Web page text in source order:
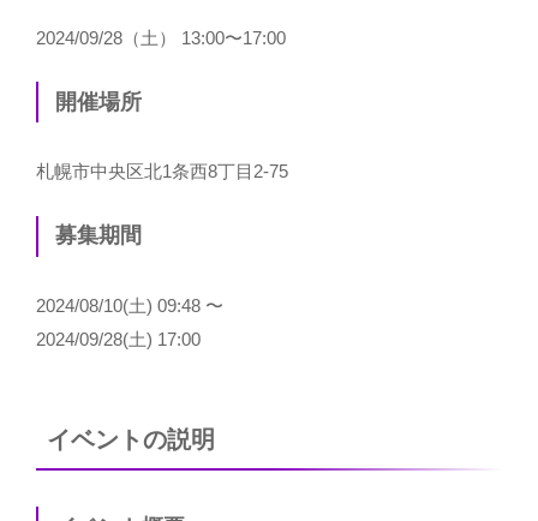
2024/09/28（土） 13:00〜17:00
開催場所
札幌市中央区北1条西8丁目2-75
募集期間
2024/08/10(土) 09:48 〜
2024/09/28(土) 17:00
イベントの説明